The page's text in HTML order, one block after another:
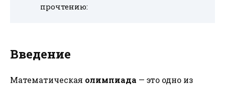
прочтению:
Введение
Математическая олимпиада — это одно из